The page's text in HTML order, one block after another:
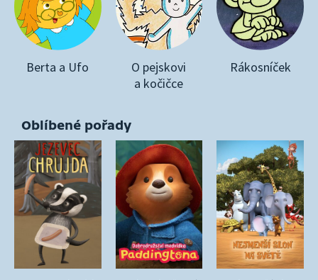
Berta a Ufo
O pejskovi
a kočičce
Rákosníček
Oblíbené pořady